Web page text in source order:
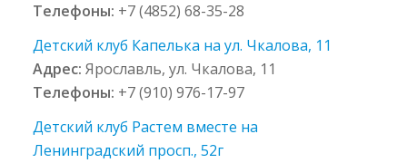
Телефоны: +7 (4852) 68-35-28
Детский клуб Капелька на ул. Чкалова, 11
Адрес:Ярославль, ул. Чкалова, 11
Телефоны: +7 (910) 976-17-97
Детский клуб Растем вместе на
Ленинградский просп., 52г